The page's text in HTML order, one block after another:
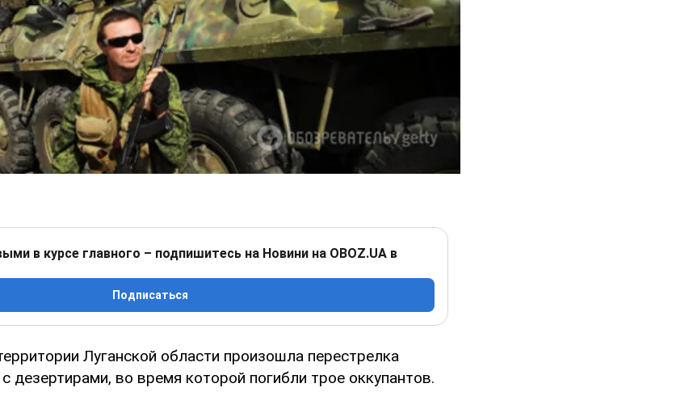
в курсе главного – подпишитесь на Новини на OBOZ.UA в
Подписаться
Луганской области произошла перестрелка
дезертирами, во время которой погибли трое оккупантов.